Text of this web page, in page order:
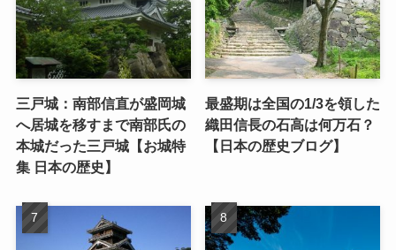
三戸城：南部信直が盛岡城
へ居城を移すまで南部氏の
本城だった三戸城【お城特
集 日本の歴史】
最盛期は全国の1/3を領した
織田信長の石高は何万石？
【日本の歴史ブログ】